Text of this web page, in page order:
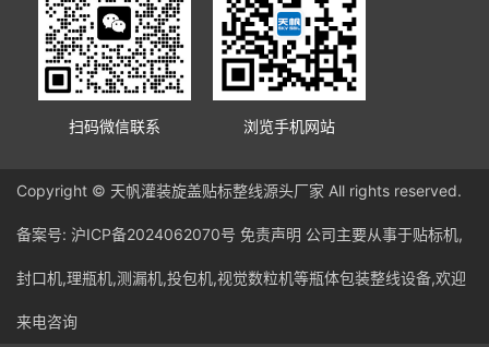
扫码微信联系 浏览手机网站
Copyright © 天帆灌装旋盖贴标整线源头厂家 All rights reserved.
备案号: 沪ICP备2024062070号 免责声明 公司主要从事于贴标机,
封口机,理瓶机,测漏机,投包机,视觉数粒机等瓶体包装整线设备,欢迎
来电咨询